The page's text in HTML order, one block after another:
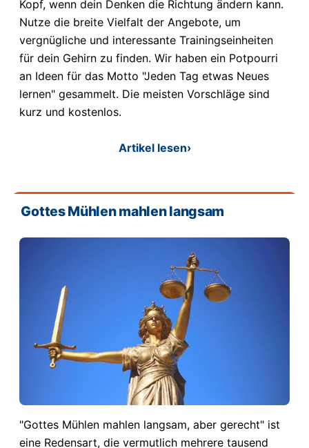
Kopf, wenn dein Denken die Richtung ändern kann.
Nutze die breite Vielfalt der Angebote, um
vergnügliche und interessante Trainingseinheiten
für dein Gehirn zu finden. Wir haben ein Potpourri
an Ideen für das Motto "Jeden Tag etwas Neues
lernen" gesammelt. Die meisten Vorschläge sind
kurz und kostenlos.
Artikel lesen›
Gottes Mühlen mahlen langsam
"Gottes Mühlen mahlen langsam, aber gerecht" ist
eine Redensart, die vermutlich mehrere tausend